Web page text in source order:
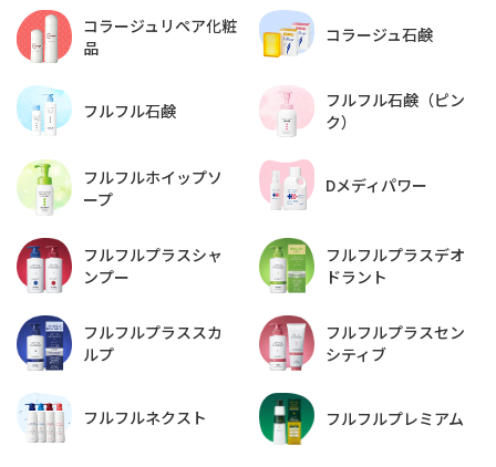
コラージュリペア化粧
品
コラージュ石鹸
フルフル石鹸
フルフル石鹸（ピン
ク）
フルフルホイップソ
ープ
Dメディパワー
フルフルプラスシャ
ンプー
フルフルプラスデオ
ドラント
フルフルプラススカ
ルプ
フルフルプラスセン
シティブ
フルフルネクスト フルフルプレミアム